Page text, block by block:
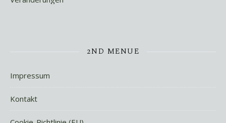
2ND MENUE
Impressum
Kontakt